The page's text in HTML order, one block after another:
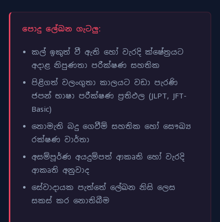
පොදු ලේඛන ගැටලු:
කල් ඉකුත් වී ඇති හෝ වැරදි ක්ෂේත්‍රයට
අදාළ නිපුණතා පරීක්ෂණ සහතික
පිළිගත් වලංගුතා කාලයට වඩා පැරණි
ජපන් භාෂා පරීක්ෂණ ප්‍රතිඵල (JLPT, JFT-
Basic)
නොමැති බදු ගෙවීම් සහතික හෝ සෞඛ්‍ය
රක්ෂණ වාර්තා
අසම්පූර්ණ අයදුම්පත් ආකෘති හෝ වැරදි
ආකෘති අනුවාද
සේවාදායක පැත්තේ ලේඛන නිසි ලෙස
සකස් කර නොතිබීම